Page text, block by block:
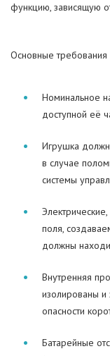
функцию, зависящую
Основные требования
Номинальное
доступной её
Игрушка
в случае
системы
поля,
должны
Внутренняя
изолированы и
опасности
Батарейные